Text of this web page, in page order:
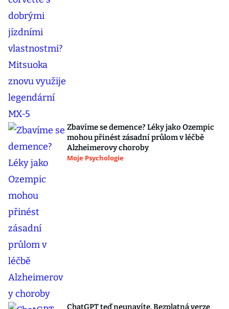
Zbavíme se demence? Léky jako Ozempic
mohou přinést zásadní průlom v léčbě
Alzheimerovy choroby
Moje Psychologie
ChatGPT teď neunavíte. Bezplatná verze